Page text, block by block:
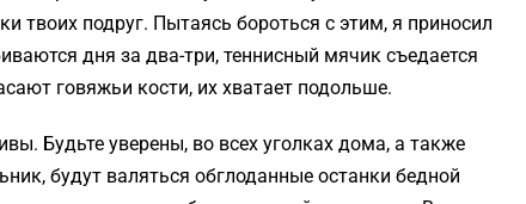
твоих подруг. Пытаясь бороться с этим, я приносил
дня за два-три, теннисный мячик съедается
говяжьи кости, их хватает подольше.
Будьте уверены, во всех уголках дома, а также
будут валяться обглоданные останки бедной